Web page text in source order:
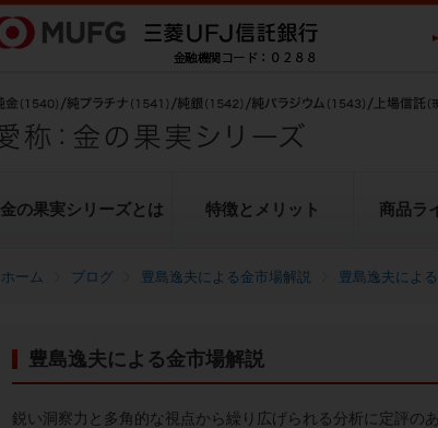
ブログ 豊島逸夫による金市場解説 豊島逸夫によ
豊島逸夫による金市場解説
鋭い洞察力と多角的な視点から繰り広げられる分析に定評の
金の果実シリーズとは
金投資とは
特徴とメリット
シリーズの魅力
商品ラ
純金上場信託（金の果実）
転換（交換）の手続き
豊島逸夫による金市場解説
ヒストリカルデータ